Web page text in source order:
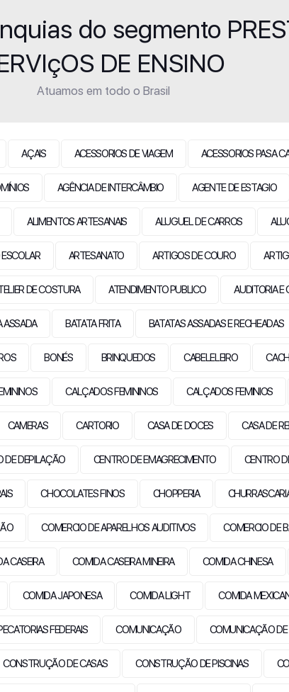
do segmento
DE ENSINO
Atuamos em todo o Brasil
AÇAIS ACESSORIOS DE VIAGEM ACESSORIOS PASA
AGÊNCIA DE INTERCÂMBIO AGENTE DE ESTAGIO
ALIMENTOS ARTESANAIS ALUGUEL DE CARROS
ARTESANATO ARTIGOS DE COURO
DE COSTURA ATENDIMENTO PUBLICO AUDITORIA E
ASSADA BATATA FRITA BATATAS ASSADAS E RECHEADAS
BONÉS BRINQUEDOS CABELELEIRO
CALÇADOS FEMININOS CALÇADOS FEMINIOS
CAMERAS CARTORIO CASA DE DOCES CASA DE
DE DEPILAÇÃO CENTRO DE EMAGRECIMENTO CENTRO
CHOCOLATES FINOS CHOPPERIA
COMERCIO DE APARELHOS AUDITIVOS COMERCIO DE
CASEIRA COMIDA CASEIRA MINEIRA COMIDA CHINESA
COMIDA JAPONESA COMIDA LIGHT COMIDA
FEDERAIS COMUNICAÇÃO COMUNICAÇÃO
CONSTRUÇÃO DE CASAS CONSTRUÇÃO DE PISCINAS